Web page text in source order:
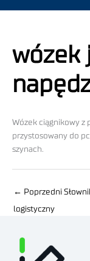
wózek
Wózek ciągnikowy z
przystosowany do
szynach.
← Poprzedni
logistyczny